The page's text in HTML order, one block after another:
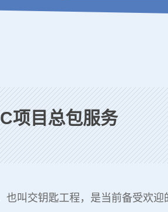
项目总包服务
也叫交钥匙工程，是当前备受欢迎